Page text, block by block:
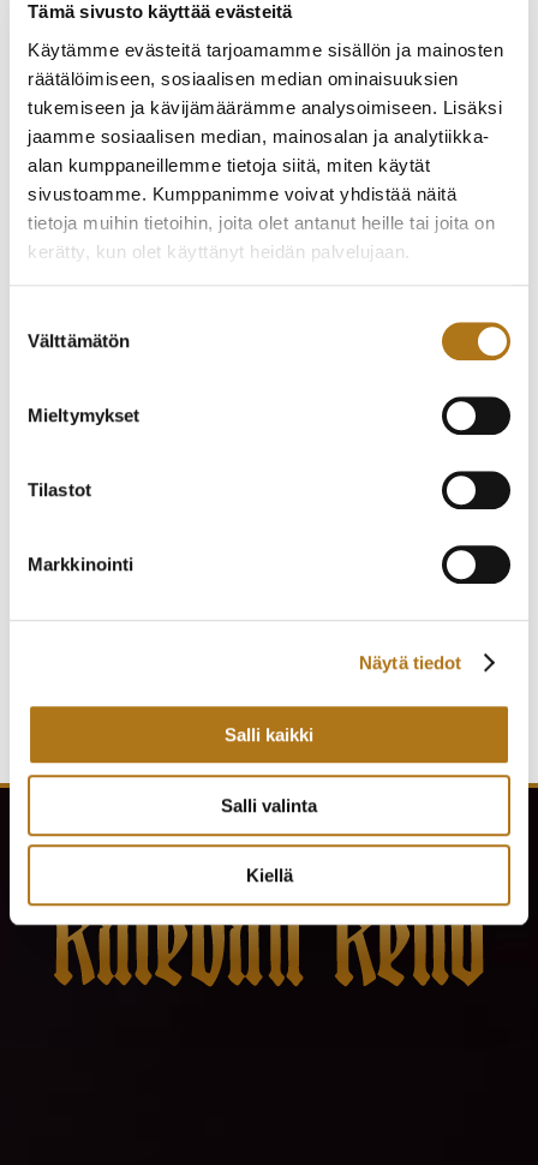
Tämä sivusto käyttää evästeitä
Käytämme evästeitä tarjoamamme sisällön ja mainosten
räätälöimiseen, sosiaalisen median ominaisuuksien
tukemiseen ja kävijämäärämme analysoimiseen. Lisäksi
jaamme sosiaalisen median, mainosalan ja analytiikka-
alan kumppaneillemme tietoja siitä, miten käytät
sivustoamme. Kumppanimme voivat yhdistää näitä
tietoja muihin tietoihin, joita olet antanut heille tai joita on
kerätty, kun olet käyttänyt heidän palvelujaan.
valinta
Välttämätön
Mieltymykset
Tilastot
Markkinointi
Näytä tiedot
Salli kaikki
Salli valinta
Kiellä
HAMILTON-008
565,00€
HY MOSER&CIE-004
465,00€
VUODELTA 1914
WALTHAM-005
VUODELTA 1924